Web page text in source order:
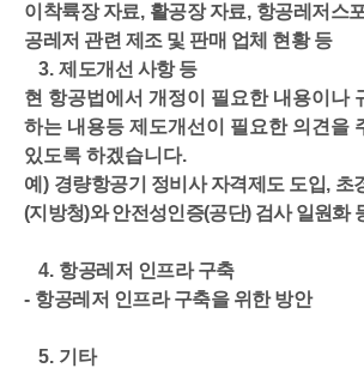
이착륙장 자료, 활공장 자료, 항공레저스
공레저 관련 제조 및 판매 업체 현황 등
3. 제도개선 사항 등
현 항공법에서 개정이 필요한 내용이나
하는 내용등 제도개선이 필요한 의견을
있도록 하겠습니다.
예 ) 경량항공기 정비사 자격제도 도입, 초
(지방청)와 안전성인증(공단) 검사 일원화
4. 항공레저 인프라 구축
- 항공레저 인프라 구축을 위한 방안
5. 기타